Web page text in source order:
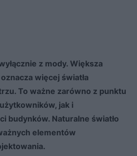
z mody. Większa
więcej światła
To ważne zarówno z punktu
jak i
budynków. Naturalne światło
elementów